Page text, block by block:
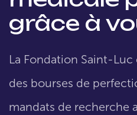
grâce à
La Fondation Saint-
des bourses de
mandats de recherche